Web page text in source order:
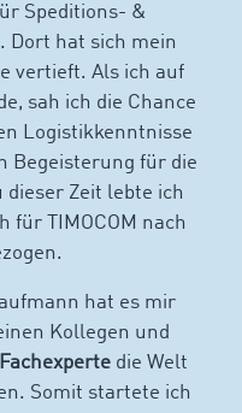
Speditions- &
Dort hat sich mein
vertieft. Als ich auf
sah ich die Chance
Logistikkenntnisse
Begeisterung für die
dieser Zeit lebte ich
für TIMOCOM nach
hat es mir
Kollegen und
Fachexperte die Welt
Somit startete ich